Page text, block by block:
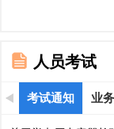
人员考试
考试通知 业